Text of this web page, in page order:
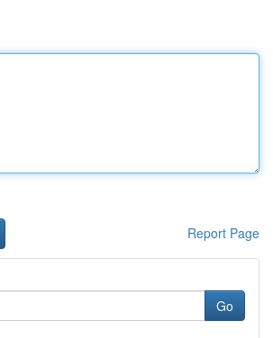
Report Page
Go